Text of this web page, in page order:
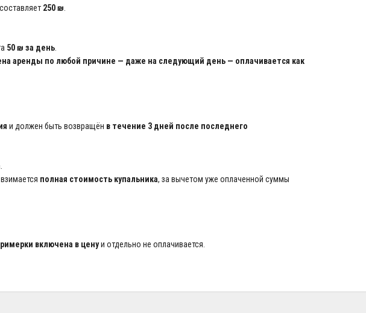
250 ₪
50 ₪ за день.
аренды по любой причине — даже на следующий день — оплачивается как
и должен быть возвращён в течение 3 дней после последнего
полная стоимость купальника, за вычетом уже оплаченной суммы
включена в ценуи отдельно не оплачивается.